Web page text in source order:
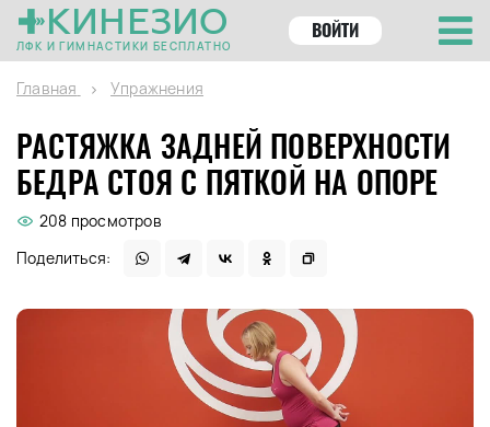
КИНЕЗИО
ЛФК И ГИМНАСТИКИ БЕСПЛАТНО
ВОЙТИ
Главная Упражнения
РАСТЯЖКА ЗАДНЕЙ ПОВЕРХНОСТИ
БЕДРА СТОЯ С ПЯТКОЙ НА ОПОРЕ
208 просмотров
Поделиться: